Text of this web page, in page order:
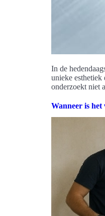
In de
unieke esthetiek
onderzoekt niet
Wanneer is